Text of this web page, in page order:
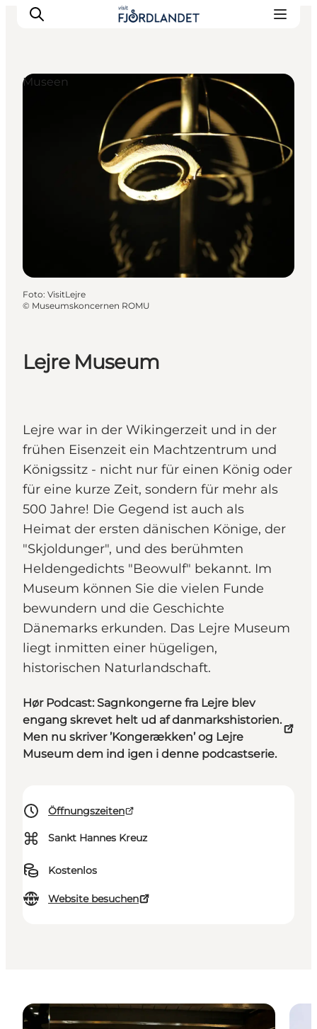
Städte & Orte
Veranstaltungen
Reiseführer & Inspiration
Unterkünfte
Lejre Museum
Lejre war in der Wikingerzeit und in der
frühen Eisenzeit ein Machtzentrum und
Königssitz - nicht nur für einen König oder
für eine kurze Zeit, sondern für mehr als
500 Jahre! Die Gegend ist auch als
Heimat der ersten dänischen Könige, der
"Skjoldunger", und des berühmten
Heldengedichts "Beowulf" bekannt. Im
Museum können Sie die vielen Funde
bewundern und die Geschichte
Dänemarks erkunden. Das Lejre Museum
liegt inmitten einer hügeligen,
historischen Naturlandschaft.
Hør Podcast: Sagnkongerne fra Lejre blev
engang skrevet helt ud af danmarkshistorien.
Men nu skriver ’Kongerækken’ og Lejre
Museum dem ind igen i denne podcastserie.
Öffnungszeiten
⌘ Sankt Hannes Kreuz
Kostenlos
Website besuchen
Museen
Foto: VisitLejre
© Museumskoncernen ROMU